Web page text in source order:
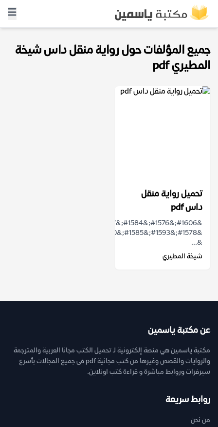
جميع المؤلفات حول رواية منقل داس شيخة
المطيري pdf
تحميل رواية منقل
داس pdf
&...
شيخة المطيري
عن مكتبة ياسمين
مكتبة ياسمين هي منصة إلكترونية لـ تحميل الكتب مجانا العربية والمترجمة
والروايات والقصص وغيرها من كتب مجانية pdf فى جميع المجالات بأسرع
سيرفرات وروابط مباشرة و قراءة كتب اونلاين.
روابط سريعة
من نحن